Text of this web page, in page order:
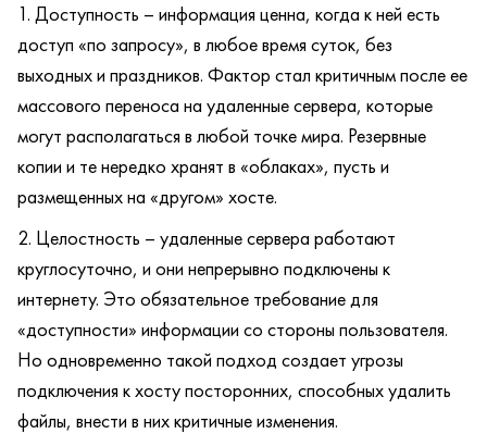
Доступность – информация ценна, когда к ней есть
доступ «по запросу», в любое время суток, без
выходных и праздников. Фактор стал критичным после ее
массового переноса на удаленные сервера, которые
могут располагаться в любой точке мира. Резервные
копии и те нередко хранят в «облаках», пусть и
размещенных на «другом» хосте.
Целостность – удаленные сервера работают
круглосуточно, и они непрерывно подключены к
интернету. Это обязательное требование для
«доступности» информации со стороны пользователя.
Но одновременно такой подход создает угрозы
подключения к хосту посторонних, способных удалить
файлы, внести в них критичные изменения.